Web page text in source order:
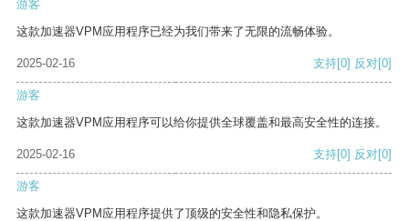
游客
这款加速器VPM应用程序已经为我们带来了无限的流畅体验。
2025-02-16 支持[0] 反对[0]
游客
这款加速器VPM应用程序可以给你提供全球覆盖和最高安全性的连接。
2025-02-16 支持[0] 反对[0]
游客
这款加速器VPM应用程序提供了顶级的安全性和隐私保护。